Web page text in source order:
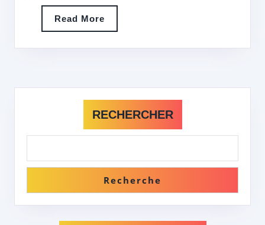
Read More
More
RECHERCHER
Recherche